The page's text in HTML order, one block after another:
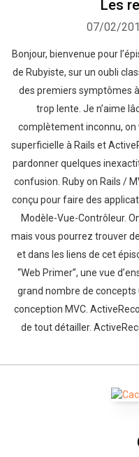
Les
07/02/
Bonjour, bienvenue pour
de Rubyiste, sur un oubli
des premiers symptômes
trop lente. Je n’aime
complètement inconnu,
superficielle à Rails et
pardonner quelques
confusion. Ruby on Rails /
conçu pour faire des
Modèle-Vue-Contrôleur.
mais vous pourrez trouver
et dans les liens de cet
“Web Primer”, une vue
grand nombre de concepts
conception MVC.
de tout détailler.